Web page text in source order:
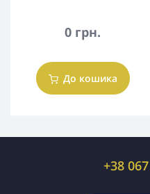
0 грн.
До кошика
+38